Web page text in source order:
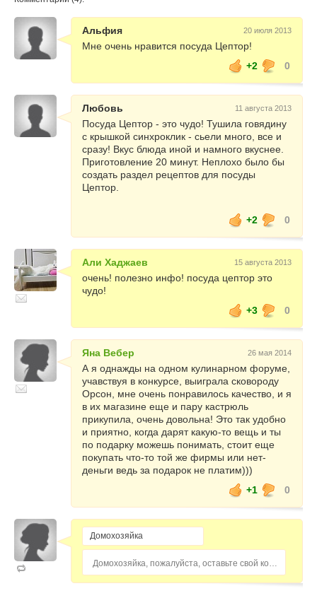
Альфия 20 июля 2013
Мне очень нравится посуда Цептор!
+2
0
Любовь 11 августа 2013
Посуда Цептор - это чудо! Тушила говядину
с крышкой синхроклик - сьели много, все и
сразу! Вкус блюда иной и намного вкуснее.
Приготовление 20 минут. Неплохо было бы
создать раздел рецептов для посуды
Цептор.
+2 0
Али Хаджаев 15 августа 2013
очень! полезно инфо! посуда цептор это
чудо!
+3
0
Яна Вебер 26 мая 2014
А я однажды на одном кулинарном форуме,
учавствуя в конкурсе, выиграла сковороду
Орсон, мне очень понравилось качество, и я
в их магазине еще и пару кастрюль
прикупила, очень довольна! Это так удобно
и приятно, когда дарят какую-то вещь и ты
по подарку можешь понимать, стоит еще
покупать что-то той же фирмы или нет-
деньги ведь за подарок не платим)))
+1
0